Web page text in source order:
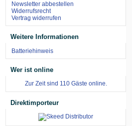
Newsletter abbestellen
Widerrufsrecht
Vertrag widerrufen
Weitere Informationen
Batteriehinweis
Wer ist online
Zur Zeit sind 110 Gäste online.
Direktimporteur